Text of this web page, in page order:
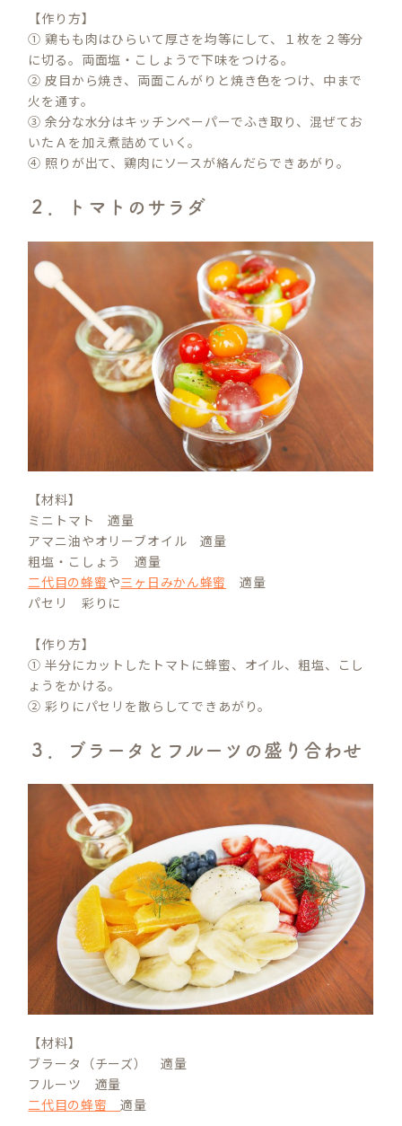
【作り方】
① 鶏もも肉はひらいて厚さを均等にして、１枚を２等分
に切る。両面塩・こしょうで下味をつける。
② 皮目から焼き、両面こんがりと焼き色をつけ、中まで
火を通す。
③ 余分な水分はキッチンペーパーでふき取り、混ぜてお
いたＡを加え煮詰めていく。
④ 照りが出て、鶏肉にソースが絡んだらできあがり。
２．トマトのサラダ
【材料】
ミニトマト 適量
アマニ油やオリーブオイル 適量
粗塩・こしょう 適量
二代目の蜂蜜や三ヶ日みかん蜂蜜
適量
パセリ 彩りに
【作り方】
① 半分にカットしたトマトに蜂蜜、オイル、粗塩、こし
ょうをかける。
② 彩りにパセリを散らしてできあがり。
３．ブラータとフルーツの盛り合わせ
【材料】
ブラータ（チーズ） 適量
フルーツ 適量
二代目の蜂蜜適量